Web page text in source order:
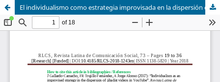
El individualismo como estrategia improvisada en la dispersión de vídeos yihadistas en YouTube